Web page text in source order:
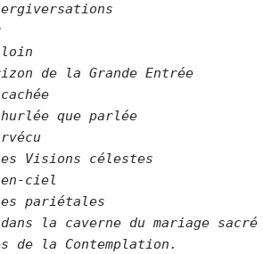
loin
de la Grande Entrée
hurlée que parlée
Visions célestes
en-ciel
pariétales
la caverne du mariage sacré
de la Contemplation.